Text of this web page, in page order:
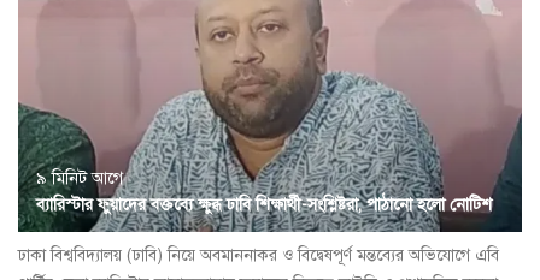
৯ মিনিট আগে
ব্যারিস্টার ফুয়াদের বক্তব্যে ক্ষুব্ধ ঢাবি শিক্ষার্থী-সংশ্লিষ্টরা, পাঠানো হলো নোটিশ
ঢাকা বিশ্ববিদ্যালয় (ঢাবি) নিয়ে অবমাননাকর ও বিদ্বেষপূর্ণ মন্তব্যের অভিযোগে এবি